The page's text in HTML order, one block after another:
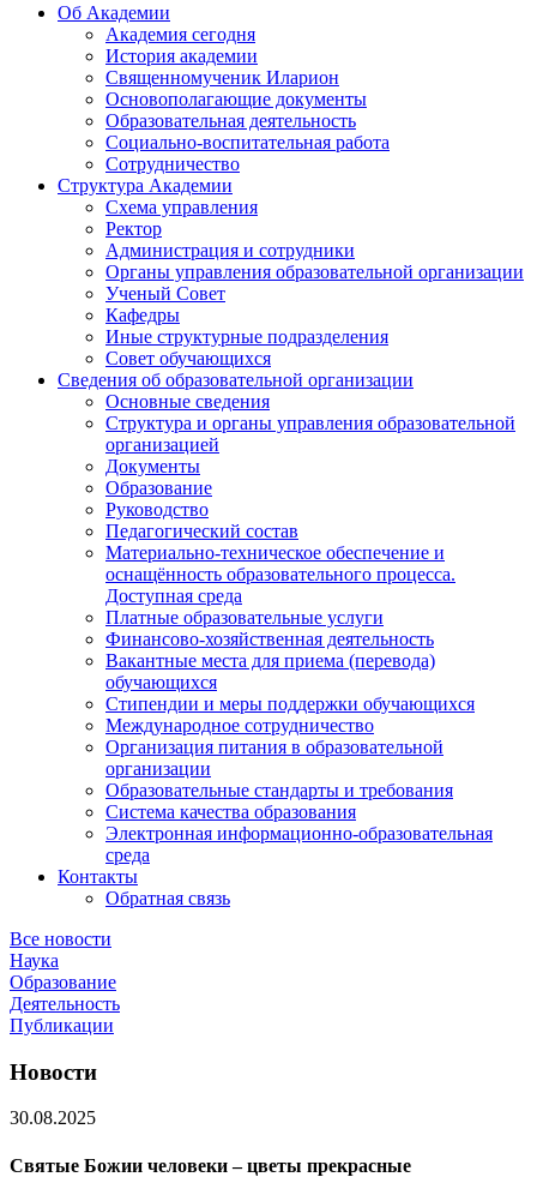
Об Академии
Академия сегодня
История академии
Священномученик Иларион
Основополагающие документы
Образовательная деятельность
Социально-воспитательная работа
Сотрудничество
Структура Академии
Схема управления
Ректор
Администрация и сотрудники
Органы управления образовательной организации
Ученый Совет
Кафедры
Иные структурные подразделения
Совет обучающихся
Сведения об образовательной организации
Основные сведения
Структура и органы управления образовательной
организацией
Документы
Образование
Руководство
Педагогический состав
Материально-техническое обеспечение и
оснащённость образовательного процесса.
Доступная среда
Платные образовательные услуги
Финансово-хозяйственная деятельность
Вакантные места для приема (перевода)
обучающихся
Стипендии и меры поддержки обучающихся
Международное сотрудничество
Организация питания в образовательной
организации
Образовательные стандарты и требования
Система качества образования
Электронная информационно-образовательная
среда
Контакты
Обратная связь
Все новости
Наука
Образование
Деятельность
Публикации
Новости
30.08.2025
Святые Божии человеки – цветы прекрасные